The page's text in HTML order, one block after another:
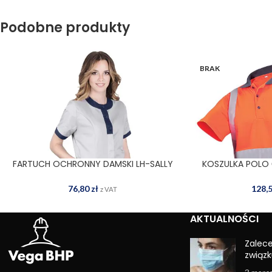
Podobne produkty
WYBIERZ OPCJE
FARTUCH OCHRONNY DAMSKI LH-SALLY
76,80zł z VAT
BRAK
WYBIERZ OPCJE
KOSZULKA
AKTUALNOŚCI